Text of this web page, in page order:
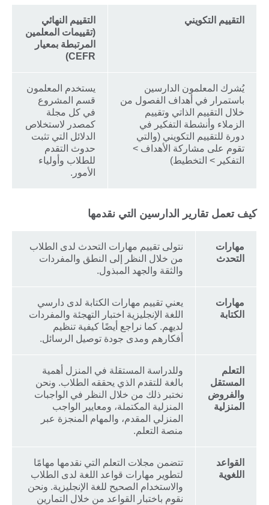
التقييم التكويني
التقييم النهائي
(تقييمات المعلمين
المرتبطة بمعيار
CEFR)
يُشرك المعلمون الدارسين
باستمرار في أهداف الفصول من
خلال التقييم الذاتي وتقييم
الزملاء وأنشطة التفكير في
دورة للتقييم التكويني (والتي
تقوم على مشاركة الأهداف >
التفكير > التخطيط)
يستخدم المعلمون
قسم المشروع
في كل مجلة
كمصدر لاستخلاص
الدلائل التي تثبت
حدوث التقدم
للطلاب وأولياء
الأمور.
كيف تعمل تقارير الدارسين التي نقدمها
مهارات
التحدث
نتولى تقييم مهارات التحدث لدى الطلاب
من خلال النظر إلى النطق والمفردات
والثقة والجهد المبذول.
مهارات
الكتابة
يعني تقييم مهارات الكتابة لدى دارسي
اللغة الإنجليزية اختبار التهجئة والمفردات
لديهم. كما نراجع أيضًا كيفية تنظيم
أفكارهم ومدى جودة توصيل الرسائل.
التعلم
المستقل
والفروض
المنزلية
وللدراسة المستقلة في المنزل أهمية
بالغة للتقدم الذي يحققه الطلاب. ونحن
نختبر ذلك من خلال النظر في الواجبات
المنزلية المكتملة، ومعايير الواجب
المنزلي المقدم، والمهام المنجزة عبر
منصة التعلم.
القواعد
اللغوية
تتضمن مجلات التعلم التي نقدمها مهامًا
لتطوير مهارات قواعد اللغة لدى الطلاب
والاستخدام الصحيح للغة الإنجليزية. ونحن
نقوم باختبار القواعد من خلال التمارين